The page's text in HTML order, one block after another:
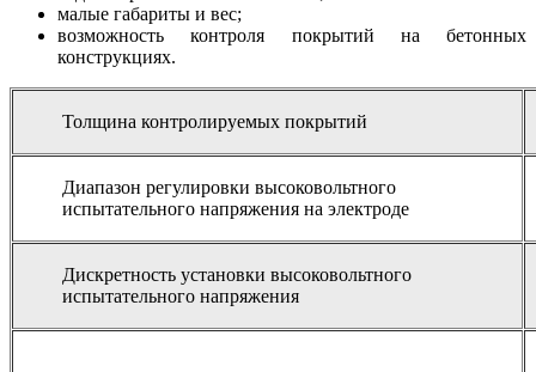
малые габариты и вес;
возможность контроля покрытий на бетонных
конструкциях.
Толщина контролируемых покрытий
Диапазон регулировки высоковольтного
испытательного напряжения на электроде
Дискретность установки высоковольтного
испытательного напряжения